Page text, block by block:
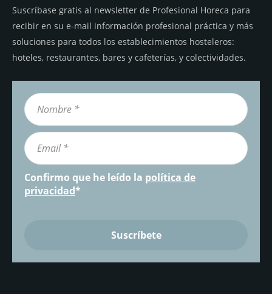
Suscríbase gratis al newsletter de Profesional Horeca para
recibir en su e-mail información profesional práctica y más
soluciones para todos los establecimientos hosteleros:
hoteles, restaurantes, bares y cafeterías, y colectividades.
Confirmo que he leído la política de
privacidad*